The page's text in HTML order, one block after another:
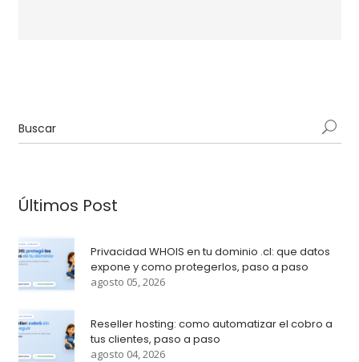
Últimos Post
Privacidad WHOIS en tu dominio .cl: que datos
expone y como protegerlos, paso a paso
agosto 05, 2026
Reseller hosting: como automatizar el cobro a
tus clientes, paso a paso
agosto 04, 2026